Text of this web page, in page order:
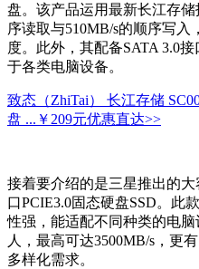
盘。该产品运用最新长江存
序读取与510MB/s的顺序写
度。此外，其配备SATA 3.0
于各类电脑设备。
致态（ZhiTai） 长江存储
盘 ... ￥209元优惠直达>>
接着要介绍的是三星推出的大
口PCIE3.0固态硬盘SSD。此
性强，能适配不同种类的电
人，最高可达3500MB/s，更
多样化需求。